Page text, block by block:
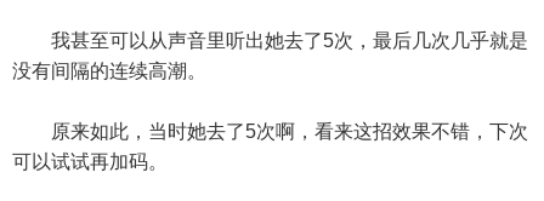
我甚至可以从声音里听出她去了5次，最后几次几乎就是
没有间隔的连续高潮。
原来如此，当时她去了5次啊，看来这招效果不错，下次
可以试试再加码。